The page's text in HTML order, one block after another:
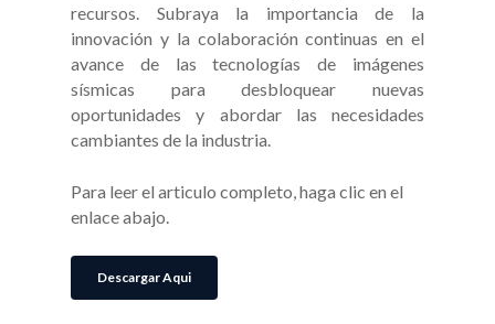
recursos. Subraya la importancia de la
innovación y la colaboración continuas en el
avance de las tecnologías de imágenes
sísmicas para desbloquear nuevas
oportunidades y abordar las necesidades
cambiantes de la industria.
Para leer el articulo completo, haga clic en el
enlace abajo.
Descargar Aqui